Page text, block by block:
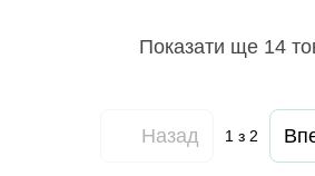
Показати ще 14
Назад 1 з 2